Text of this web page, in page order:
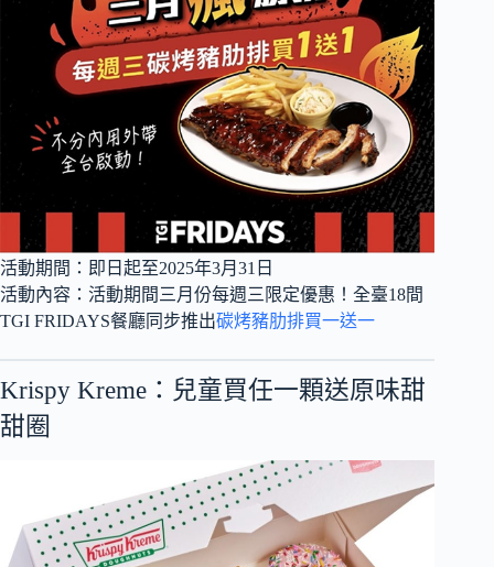
活動期間：即日起至2025年3月31日
活動內容：活動期間三月份每週三限定優惠！全臺18間
TGI FRIDAYS餐廳同步推出碳烤豬肋排買一送一
Krispy Kreme：兒童買任一顆送原味甜
甜圈